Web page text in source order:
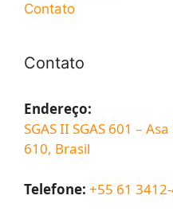
Contato
Contato
Endereço:
SGAS II SGAS 601 –
610, Brasil
Telefone: +55 61